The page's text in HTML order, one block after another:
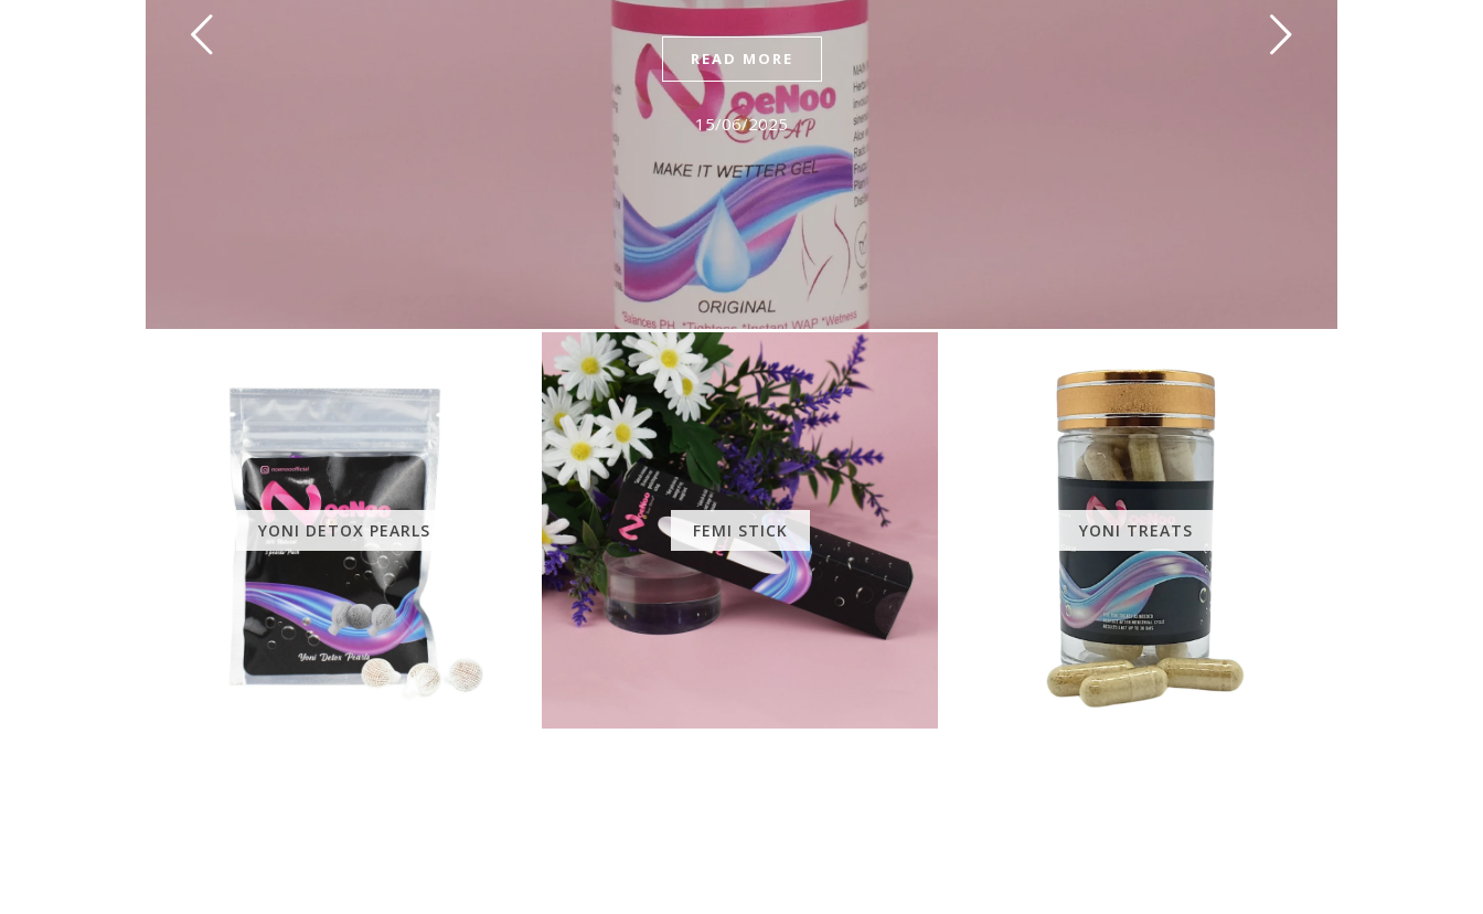
READ MORE
15/06/2025
YONI DETOX PEARLS FEMI STICK YONI TREATS